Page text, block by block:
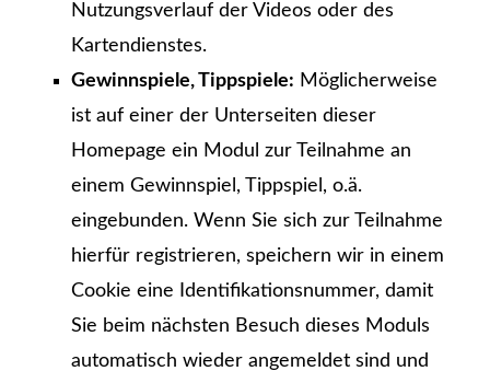
Nutzungsverlauf der Videos oder des
Kartendienstes.
Gewinnspiele, Tippspiele: Möglicherweise
ist auf einer der Unterseiten dieser
Homepage ein Modul zur Teilnahme an
einem Gewinnspiel, Tippspiel, o.ä.
eingebunden. Wenn Sie sich zur Teilnahme
hierfür registrieren, speichern wir in einem
Cookie eine Identifikationsnummer, damit
Sie beim nächsten Besuch dieses Moduls
automatisch wieder angemeldet sind und